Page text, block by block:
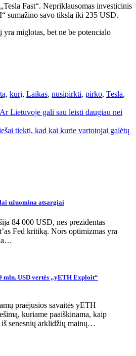
Fast“. Nepriklausomas investicinis
sumažino savo tikslą iki 235 USD.
yra miglotas, bet ne be potencialo
, kurį, Laikas, nusipirkti, pirko, Tesla,
Lietuvoje gali sau leisti daugiau nei
tiekti, kad kai kurie vartotojai galėtų
užuomina atsargiai
84 000 USD, nes prezidentas
Fed kritiką. Nors optimizmas yra
mln. USD vertės „yETH Exploit“
praėjusios savaitės yETH
kuriame paaiškinama, kaip
iš senesnių arklidžių mainų…